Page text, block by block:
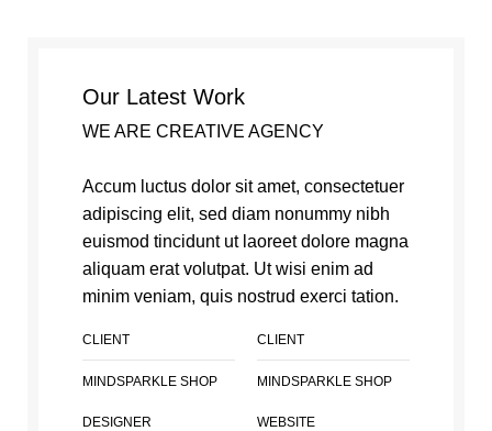
Our Latest Work
WE ARE CREATIVE AGENCY
Accum luctus dolor sit amet, consectetuer
adipiscing elit, sed diam nonummy nibh
euismod tincidunt ut laoreet dolore magna
aliquam erat volutpat. Ut wisi enim ad
minim veniam, quis nostrud exerci tation.
CLIENT
MINDSPARKLE SHOP
CLIENT
MINDSPARKLE SHOP
DESIGNER WEBSITE